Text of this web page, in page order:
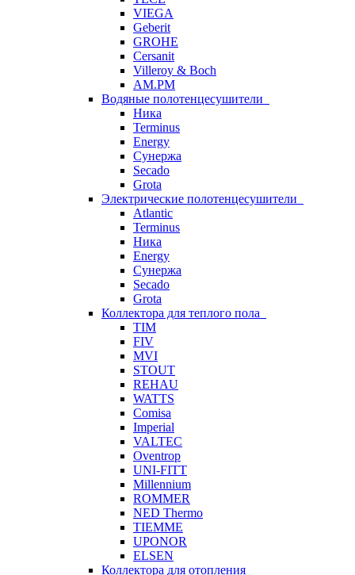
VIEGA
Geberit
GROHE
Cersanit
Villeroy & Boch
AM.PM
Водяные полотенцесушители
Ника
Terminus
Energy
Сунержа
Secado
Grota
Электрические полотенцесушители
Atlantic
Terminus
Ника
Energy
Сунержа
Secado
Grota
Коллектора для теплого пола
TIM
FIV
MVI
STOUT
REHAU
WATTS
Comisa
Imperial
VALTEC
Oventrop
UNI-FITT
Millennium
ROMMER
NED Thermo
TIEMME
UPONOR
ELSEN
Коллектора для отопления